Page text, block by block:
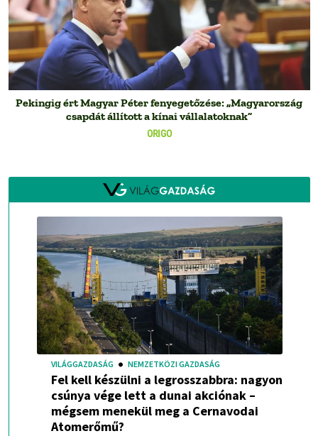
ORIGO
Pekingig ért Magyar Péter fenyegetőzése: „Magyarország
csapdát állított a kínai vállalatoknak”
VILÁGGAZDASÁG NEMZETKÖZI GAZDASÁG
Fel kell készülni a legrosszabbra: nagyon
csúnya vége lett a dunai akciónak –
mégsem menekül meg a Cernavodai
Atomerőmű?